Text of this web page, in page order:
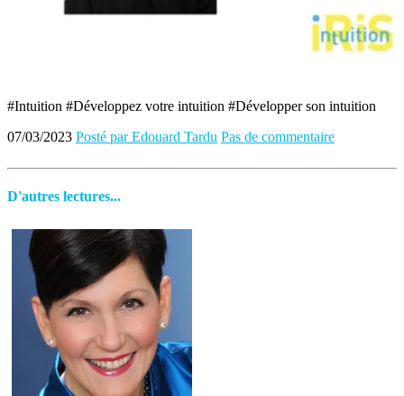
#Intuition #Développez votre intuition #Développer son intuition
07/03/2023 Posté par Edouard Tardu Pas de commentaire
D'autres lectures...